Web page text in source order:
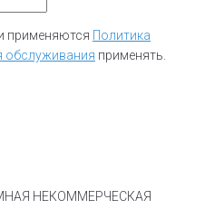
применяются Политика
обслуживания применять.
НЕКОММЕРЧЕСКАЯ